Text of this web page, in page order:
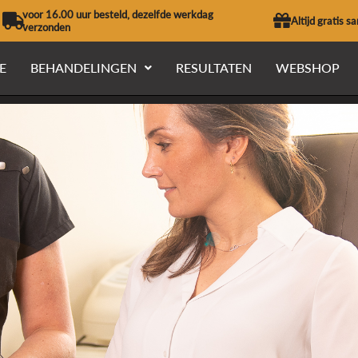
voor 16.00 uur besteld, dezelfde werkdag
verzonden
Altijd gratis
BEHANDELINGEN RESULTATEN WEBSHOP